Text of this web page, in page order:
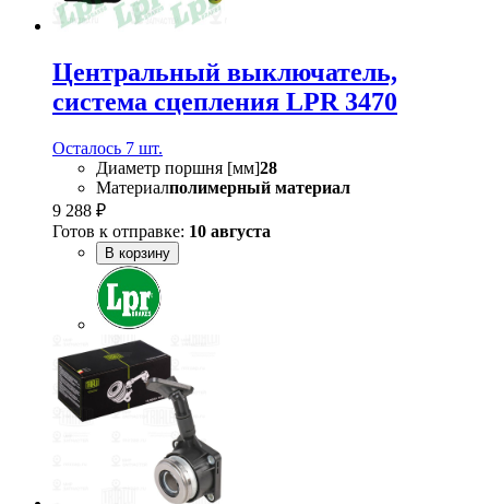
Центральный выключатель,
система сцепления LPR 3470
Осталось 7 шт.
Диаметр поршня [мм]28
Материалполимерный материал
9 288 ₽
Готов к отправке: 10 августа
В корзину